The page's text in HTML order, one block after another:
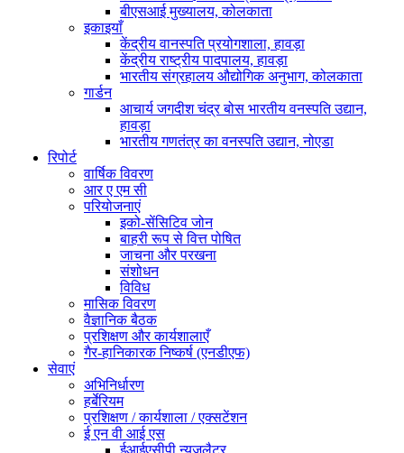
बीएसआई मुख्यालय, कोलकाता
इकाइयाँ
केंद्रीय वानस्पति प्रयोगशाला, हावड़ा
केंद्रीय राष्ट्रीय पादपालय, हावड़ा
भारतीय संग्रहालय औद्योगिक अनुभाग, कोलकाता
गार्डन
आचार्य जगदीश चंद्र बोस भारतीय वनस्पति उद्यान,
हावड़ा
भारतीय गणतंत्र का वनस्पति उद्यान, नोएडा
रिपोर्ट
वार्षिक विवरण
आर ए एम सी
परियोजनाएं
इको-सेंसिटिव जोन
बाहरी रूप से वित्त पोषित
जाचना और परखना
संशोधन
विविध
मासिक विवरण
वैज्ञानिक बैठक
प्रशिक्षण और कार्यशालाएँ
गैर-हानिकारक निष्कर्ष (एनडीएफ)
सेवाएं
अभिनिर्धारण
हर्बेरियम
प्रशिक्षण / कार्यशाला / एक्सटेंशन
ई एन वी आई एस